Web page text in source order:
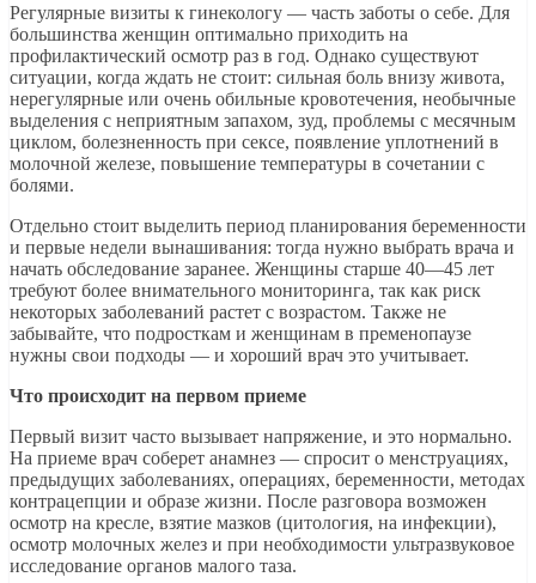
Регулярные визиты к гинекологу — часть заботы о себе. Для
большинства женщин оптимально приходить на
профилактический осмотр раз в год. Однако существуют
ситуации, когда ждать не стоит: сильная боль внизу живота,
нерегулярные или очень обильные кровотечения, необычные
выделения с неприятным запахом, зуд, проблемы с месячным
циклом, болезненность при сексе, появление уплотнений в
молочной железе, повышение температуры в сочетании с
болями.
Отдельно стоит выделить период планирования беременности
и первые недели вынашивания: тогда нужно выбрать врача и
начать обследование заранее. Женщины старше 40—45 лет
требуют более внимательного мониторинга, так как риск
некоторых заболеваний растет с возрастом. Также не
забывайте, что подросткам и женщинам в пременопаузе
нужны свои подходы — и хороший врач это учитывает.
Что происходит на первом приеме
Первый визит часто вызывает напряжение, и это нормально.
На приеме врач соберет анамнез — спросит о менструациях,
предыдущих заболеваниях, операциях, беременности, методах
контрацепции и образе жизни. После разговора возможен
осмотр на кресле, взятие мазков (цитология, на инфекции),
осмотр молочных желез и при необходимости ультразвуковое
исследование органов малого таза.